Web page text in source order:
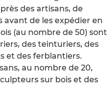
des artisans, de
avant de les expédier en
(au nombre de 50) sont
des teinturiers, des
et des ferblantiers.
au nombre de 20,
sur bois et des